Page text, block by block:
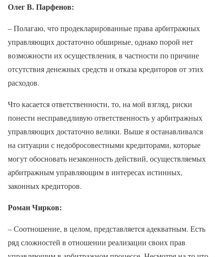
Олег В. Парфенов:
– Полагаю, что продекларированные права арбитражных
управляющих достаточно обширные, однако порой нет
возможности их осуществления, в частности по причине
отсутствия денежных средств и отказа кредиторов от этих
расходов.
Что касается ответственности, то, на мой взгляд, риски
понести несправедливую ответственность у арбитражных
управляющих достаточно велики. Выше я останавливался
на ситуации с недобросовестными кредиторами, которые
могут обосновать незаконность действий, осуществляемых
арбитражным управляющим в интересах истинных,
законных кредиторов.
Роман Чирков:
– Соотношение, в целом, представляется адекватным. Есть
ряд сложностей в отношении реализации своих прав